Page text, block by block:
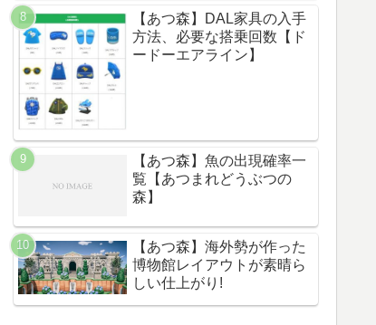
【あつ森】DAL家具の入手
方法、必要な搭乗回数【ド
ードーエアライン】
【あつ森】魚の出現確率一
覧【あつまれどうぶつの
森】
【あつ森】海外勢が作った
博物館レイアウトが素晴ら
しい仕上がり!